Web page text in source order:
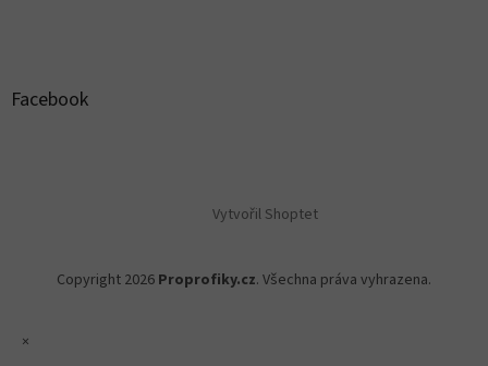
Facebook
Vytvořil Shoptet
Copyright 2026 Proprofiky.cz. Všechna práva vyhrazena.
×